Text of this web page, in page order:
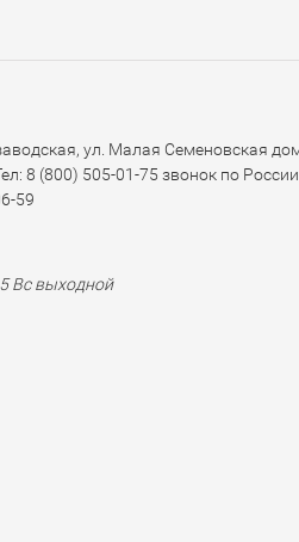
2, 5, 10, 20, 50 и 100
в ярких цветах и
культурных
на банкноте в 100
короля Летсие III и элементы,
и традиции Лесото.
разные элементы защиты от
изменяющиеся при наклоне.
ул. Малая Семеновская
8 (800) 505-01-75 звонок по России
59
Вс выходной